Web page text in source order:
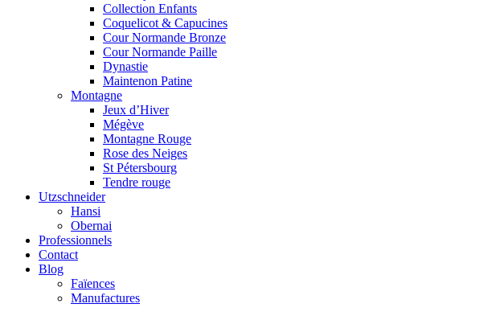
Collection Enfants
Coquelicot & Capucines
Cour Normande Bronze
Cour Normande Paille
Dynastie
Maintenon Patine
Montagne
Jeux d’Hiver
Mégève
Montagne Rouge
Rose des Neiges
St Pétersbourg
Tendre rouge
Utzschneider
Hansi
Obernai
Professionnels
Contact
Blog
Faïences
Manufactures